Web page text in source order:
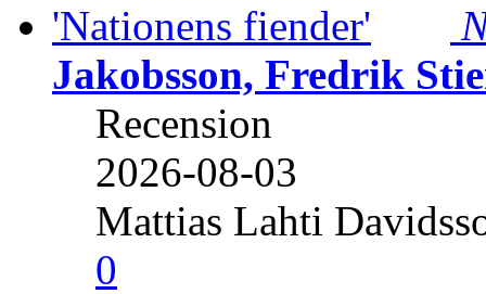
Jakobsson, Fredrik
Recension
2026-08-03
Mattias Lahti
0